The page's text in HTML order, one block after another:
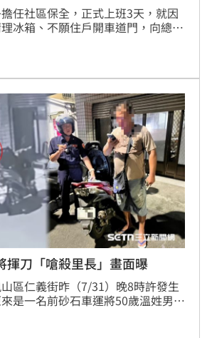
任社區保全，正式上班3天，就因
冰箱、不願住戶開車道門，向總幹
告要求確認僱傭關係並索討薪資。
會須依法給付陳男3天的薪資與加
。可上訴。
刀「嗆殺里長」畫面曝
區仁義街昨（7/31）晚8時許發生
是一名前砂石車運將50歲溫姓男
理論。一見面先假意詢問「亂丟垃